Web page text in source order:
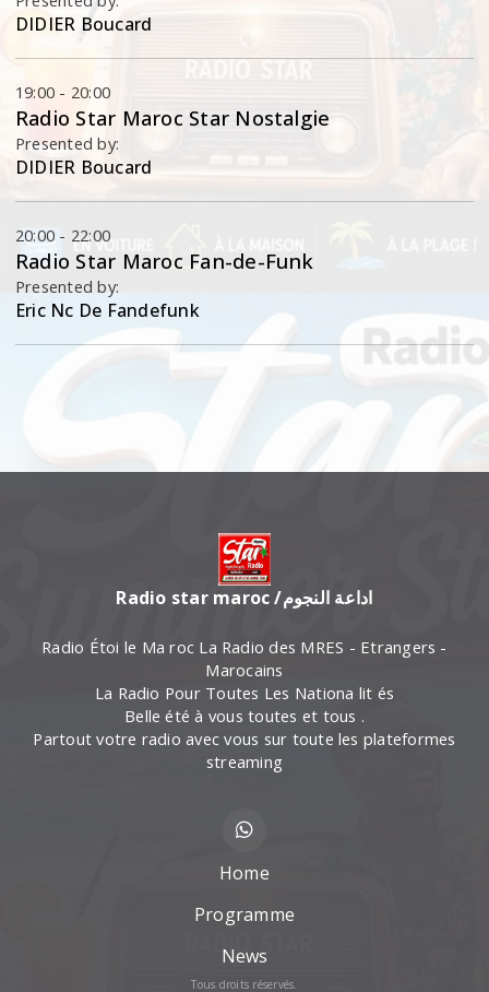
DIDIER Boucard
19:00 - 20:00
Radio Star Maroc Star Nostalgie
Presented by:
DIDIER Boucard
20:00 - 22:00
Radio Star Maroc Fan-de-Funk
Presented by:
Eric Nc De Fandefunk
Radio star maroc /اداعة النجوم
Radio Étoi le Ma roc La Radio des MRES - Etrangers -
Marocains
La Radio Pour Toutes Les Nationa lit és
Belle été à vous toutes et tous .
Partout votre radio avec vous sur toute les plateformes
streaming
Home
Programme
News
Tous droits réservés.